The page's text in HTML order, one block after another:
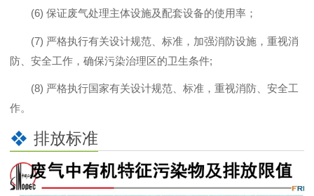
(6) 保证废气处理主体设施及配套设备的使用率；
(7) 严格执行有关设计规范、标准，加强消防设施，重视消
防、安全工作，确保污染治理区的卫生条件;
(8) 严格执行国家有关设计规范、标准，重视消防、安全工
作。
排放标准